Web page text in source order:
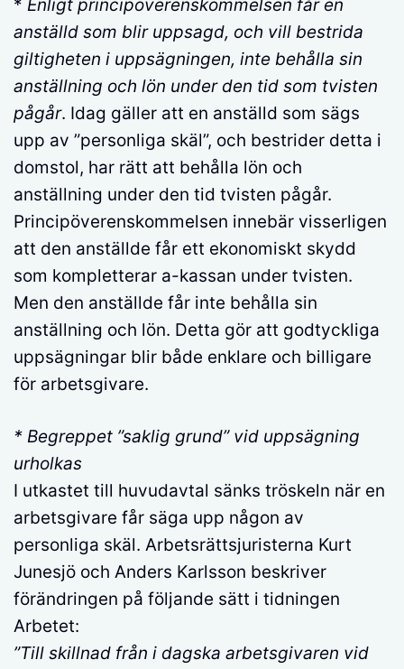
* Enligt principöverenskommelsen får en
anställd som blir uppsagd, och vill bestrida
giltigheten i uppsägningen, inte behålla sin
anställning och lön under den tid som tvisten
pågår. Idag gäller att en anställd som sägs
upp av ”personliga skäl”, och bestrider detta i
domstol, har rätt att behålla lön och
anställning under den tid tvisten pågår.
Principöverenskommelsen innebär visserligen
att den anställde får ett ekonomiskt skydd
som kompletterar a-kassan under tvisten.
Men den anställde får inte behålla sin
anställning och lön. Detta gör att godtyckliga
uppsägningar blir både enklare och billigare
för arbetsgivare.
* Begreppet ”saklig grund” vid uppsägning
urholkas
I utkastet till huvudavtal sänks tröskeln när en
arbetsgivare får säga upp någon av
personliga skäl. Arbetsrättsjuristerna Kurt
Junesjö och Anders Karlsson beskriver
förändringen på följande sätt i tidningen
Arbetet:
”Till skillnad från i dagska arbetsgivaren vid